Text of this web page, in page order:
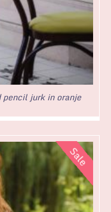
pencil jurk in oranje